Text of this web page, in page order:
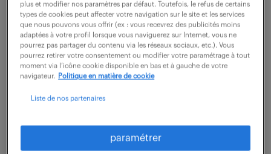
gestionanire de paie (f/h)
23 février 2026
Strasbourg (67) CDD
6 mois
30 000 - 35 000 € / an
Gestionnaire de paie (F/H) dans votre carrière ? Vous
jouerez un rôle essentiel en contribuant à la gestion
plus et modifier nos paramètres par défaut. Toutefois, le refus de certains
types de cookies peut affecter votre navigation sur le site et les services
que nous pouvons vous offrir (ex : vous recevrez des publicités moins
adaptées à votre profil lorsque vous naviguerez sur Internet, vous ne
pourrez pas partager du contenu via les réseaux sociaux, etc.). Vous
pourrez retirer votre consentement ou modifier votre paramétrage à tout
moment via l’icône cookie disponible en bas et à gauche de votre
navigateur.
Politique en matière de cookie
Liste de nos partenaires
paramétrer